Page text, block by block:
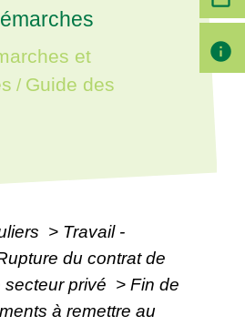
et
/ Guide des
> Travail -
du contrat de
privé > Fin de
à remettre au
info